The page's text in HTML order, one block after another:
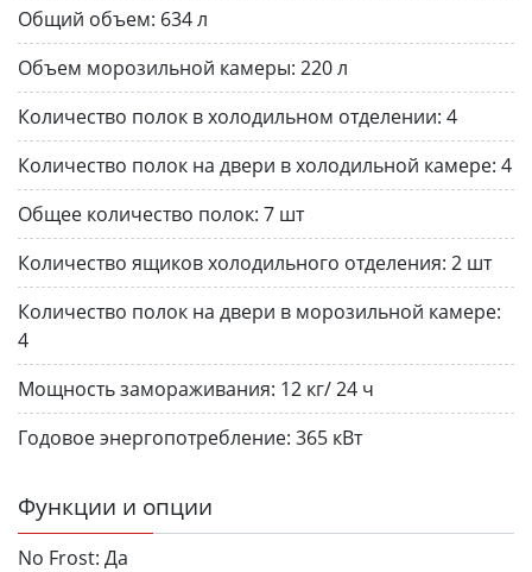
Общий объем: 634 л
Объем морозильной камеры: 220 л
Количество полок в холодильном отделении: 4
Количество полок на двери в холодильной камере: 4
Общее количество полок: 7 шт
Количество ящиков холодильного отделения: 2 шт
Количество полок на двери в морозильной камере:
4
Мощность замораживания: 12 кг/ 24 ч
Годовое энергопотребление: 365 кВт
Функции и опции
No Frost: Да